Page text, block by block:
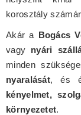
korosztály
Akár a Bogács
vagy nyári
minden
nyaralását, és
kényelmet,
környezetet.